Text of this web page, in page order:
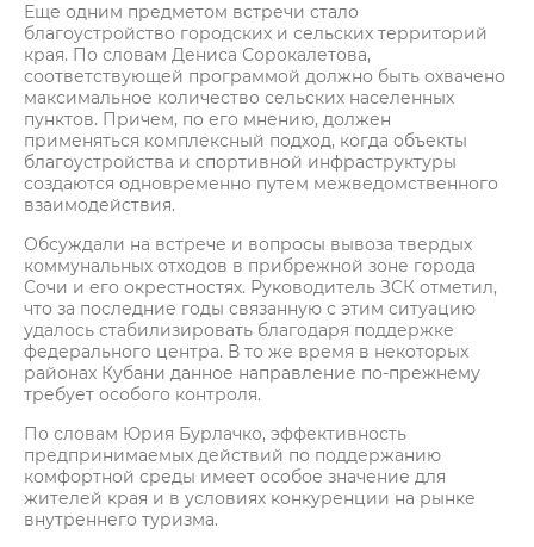
Еще одним предметом встречи стало
благоустройство городских и сельских территорий
края. По словам Дениса Сорокалетова,
соответствующей программой должно быть охвачено
максимальное количество сельских населенных
пунктов. Причем, по его мнению, должен
применяться комплексный подход, когда объекты
благоустройства и спортивной инфраструктуры
создаются одновременно путем межведомственного
взаимодействия.
Обсуждали на встрече и вопросы вывоза твердых
коммунальных отходов в прибрежной зоне города
Сочи и его окрестностях. Руководитель ЗСК отметил,
что за последние годы связанную с этим ситуацию
удалось стабилизировать благодаря поддержке
федерального центра. В то же время в некоторых
районах Кубани данное направление по-прежнему
требует особого контроля.
По словам Юрия Бурлачко, эффективность
предпринимаемых действий по поддержанию
комфортной среды имеет особое значение для
жителей края и в условиях конкуренции на рынке
внутреннего туризма.